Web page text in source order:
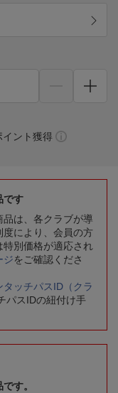
イント獲得
です
品は、各クラブが導
度により、会員の方
別価格が適応され
ジをご確認くださ
タッチパスID（クラ
パスIDの紐付け手
す。